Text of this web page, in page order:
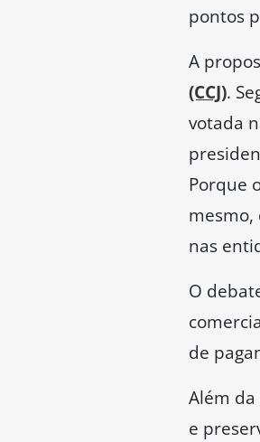
pontos
A
(CCJ).
votada
Porque
nas
O
de
Além
e